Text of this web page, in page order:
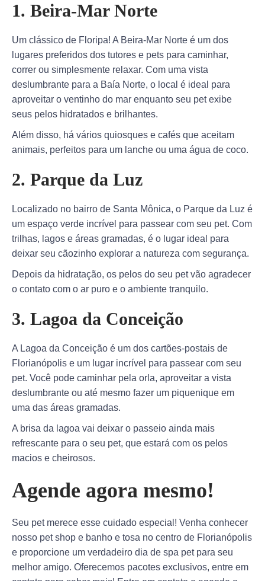
1. Beira-Mar Norte
Um clássico de Floripa! A Beira-Mar Norte é um dos
lugares preferidos dos tutores e pets para caminhar,
correr ou simplesmente relaxar. Com uma vista
deslumbrante para a Baía Norte, o local é ideal para
aproveitar o ventinho do mar enquanto seu pet exibe
seus pelos hidratados e brilhantes.
Além disso, há vários quiosques e cafés que aceitam
animais, perfeitos para um lanche ou uma água de coco.
2. Parque da Luz
Localizado no bairro de Santa Mônica, o Parque da Luz é
um espaço verde incrível para passear com seu pet. Com
trilhas, lagos e áreas gramadas, é o lugar ideal para
deixar seu cãozinho explorar a natureza com segurança.
Depois da hidratação, os pelos do seu pet vão agradecer
o contato com o ar puro e o ambiente tranquilo.
3. Lagoa da Conceição
A Lagoa da Conceição é um dos cartões-postais de
Florianópolis e um lugar incrível para passear com seu
pet. Você pode caminhar pela orla, aproveitar a vista
deslumbrante ou até mesmo fazer um piquenique em
uma das áreas gramadas.
A brisa da lagoa vai deixar o passeio ainda mais
refrescante para o seu pet, que estará com os pelos
macios e cheirosos.
Agende agora mesmo!
Seu pet merece esse cuidado especial! Venha conhecer
nosso pet shop e banho e tosa no centro de Florianópolis
e proporcione um verdadeiro dia de spa pet para seu
melhor amigo. Oferecemos pacotes exclusivos, entre em